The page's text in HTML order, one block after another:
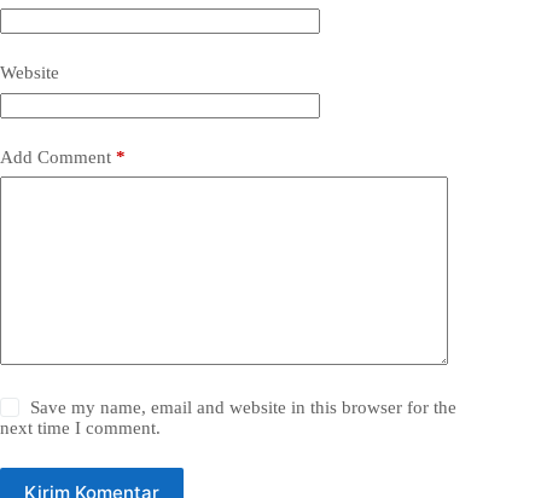
Website
Add Comment *
Save my name, email and website in this browser for the
next time I comment.
Kirim Komentar